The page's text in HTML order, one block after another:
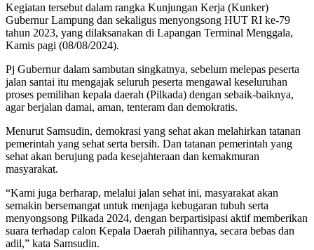
Kegiatan tersebut dalam rangka Kunjungan Kerja (Kunker)
Gubernur Lampung dan sekaligus menyongsong HUT RI ke-79
tahun 2023, yang dilaksanakan di Lapangan Terminal Menggala,
Kamis pagi (08/08/2024).
Pj Gubernur dalam sambutan singkatnya, sebelum melepas peserta
jalan santai itu mengajak seluruh peserta mengawal keseluruhan
proses pemilihan kepala daerah (Pilkada) dengan sebaik-baiknya,
agar berjalan damai, aman, tenteram dan demokratis.
Menurut Samsudin, demokrasi yang sehat akan melahirkan tatanan
pemerintah yang sehat serta bersih. Dan tatanan pemerintah yang
sehat akan berujung pada kesejahteraan dan kemakmuran
masyarakat.
“Kami juga berharap, melalui jalan sehat ini, masyarakat akan
semakin bersemangat untuk menjaga kebugaran tubuh serta
menyongsong Pilkada 2024, dengan berpartisipasi aktif memberikan
suara terhadap calon Kepala Daerah pilihannya, secara bebas dan
adil,” kata Samsudin.